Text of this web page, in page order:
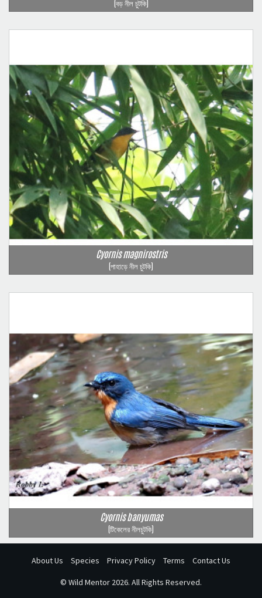
(বড় নীল চুটকি)
Cyornis magnirostris
(পাহাড়ে নীল চুটকি)
Cyornis banyumas
(টিকেলের নীলচুটকি)
About Us Species Privacy Policy Terms Contact Us
© Wild Mentor 2026. All Rights Reserved.